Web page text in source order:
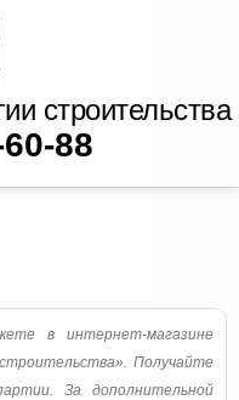
строительства
88
в интернет-магазине
Получайте
За дополнительной